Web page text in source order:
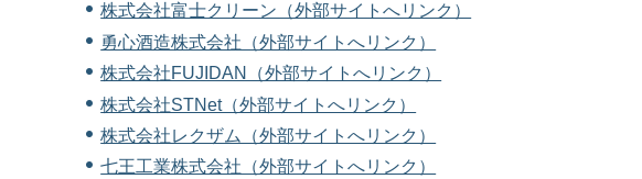
株式会社富士クリーン（外部サイトへリンク）
勇心酒造株式会社（外部サイトへリンク）
株式会社FUJIDAN（外部サイトへリンク）
株式会社STNet（外部サイトへリンク）
株式会社レクザム（外部サイトへリンク）
七王工業株式会社（外部サイトへリンク）